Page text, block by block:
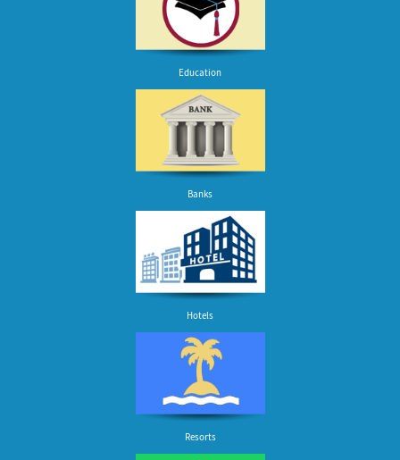
Education
Banks
Hotels
Resorts